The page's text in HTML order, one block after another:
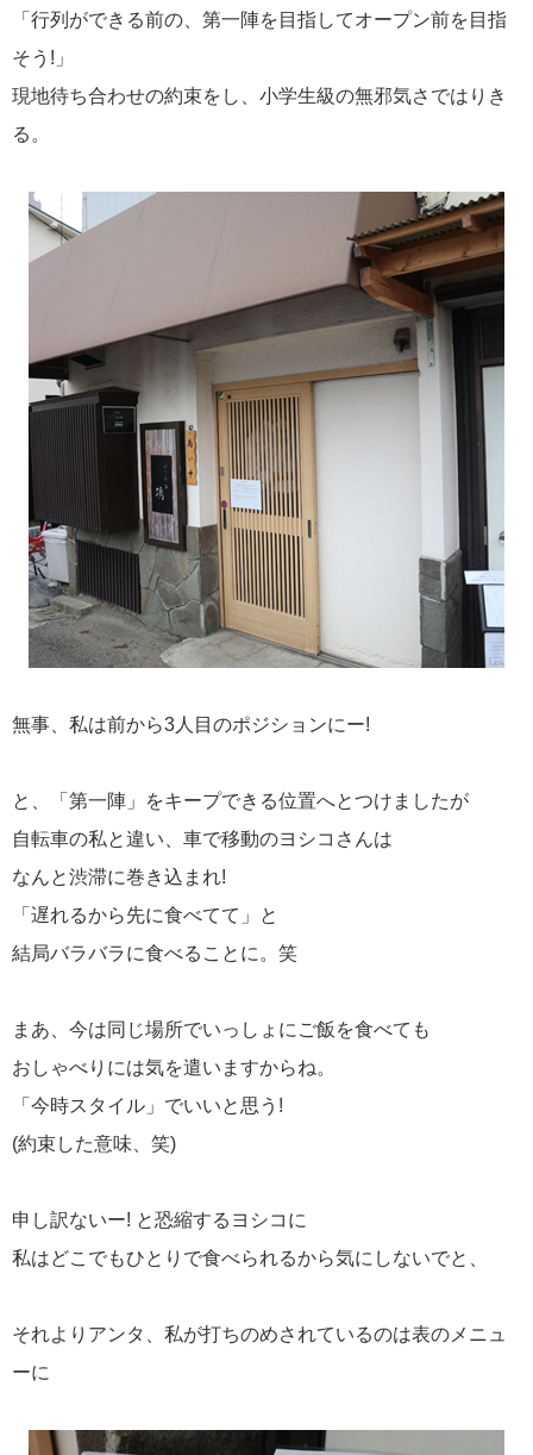
「行列ができる前の、第一陣を目指してオープン前を目指
そう!」
現地待ち合わせの約束をし、小学生級の無邪気さではりき
る。
無事、私は前から3人目のポジションにー!
と、「第一陣」をキープできる位置へとつけましたが
自転車の私と違い、車で移動のヨシコさんは
なんと渋滞に巻き込まれ!
「遅れるから先に食べてて」と
結局バラバラに食べることに。笑
まあ、今は同じ場所でいっしょにご飯を食べても
おしゃべりには気を遣いますからね。
「今時スタイル」でいいと思う!
(約束した意味、笑)
申し訳ないー! と恐縮するヨシコに
私はどこでもひとりで食べられるから気にしないでと、
それよりアンタ、私が打ちのめされているのは表のメニュ
ーに